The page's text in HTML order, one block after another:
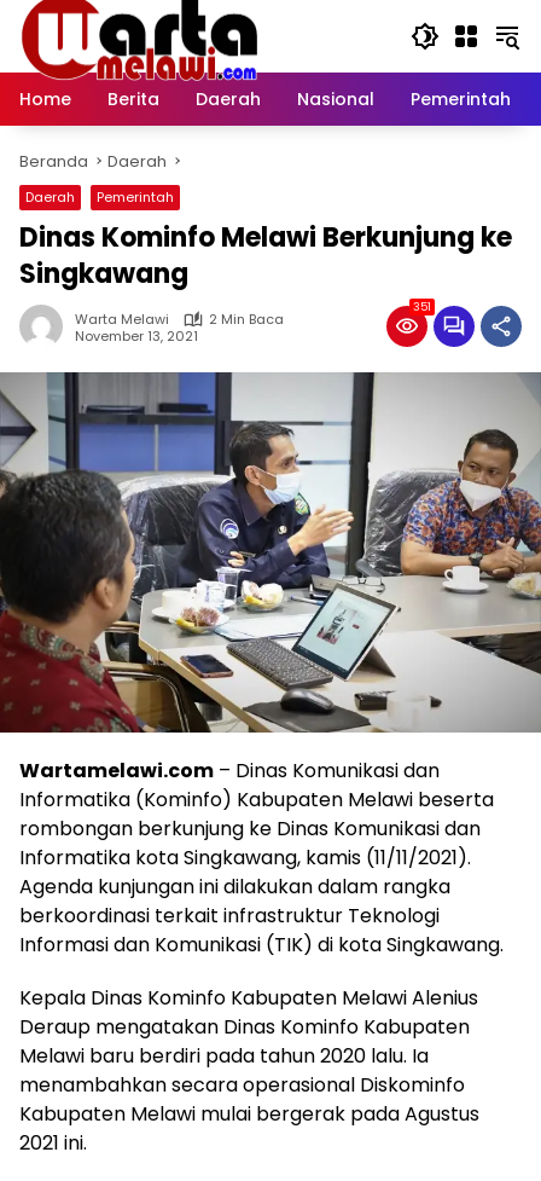
Langsung
konten
Home
Berita Daerah Nasional Pemerintah
Beranda Daerah
Daerah Pemerintah
Dinas Kominfo Melawi Berkunjung ke
Singkawang
Warta Melawi
2 Min Baca
November 13, 2021
351
Wartamelawi.com – Dinas Komunikasi dan
Informatika (Kominfo) Kabupaten Melawi beserta
rombongan berkunjung ke Dinas Komunikasi dan
Informatika kota Singkawang, kamis (11/11/2021).
Agenda kunjungan ini dilakukan dalam rangka
berkoordinasi terkait infrastruktur Teknologi
Informasi dan Komunikasi (TIK) di kota Singkawang.
Kepala Dinas Kominfo Kabupaten Melawi Alenius
Deraup mengatakan Dinas Kominfo Kabupaten
Melawi baru berdiri pada tahun 2020 lalu. Ia
menambahkan secara operasional Diskominfo
Kabupaten Melawi mulai bergerak pada Agustus
2021 ini.